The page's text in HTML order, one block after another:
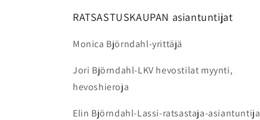
RATSASTUSKAUPAN asiantuntijat
Monica Björndahl-yrittäjä
Jori Björndahl-LKV hevostilat myynti,
hevoshieroja
Elin Björndahl-Lassi-ratsastaja-asiantuntija